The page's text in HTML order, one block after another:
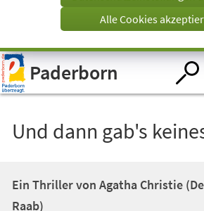
Visuelle
Assistenzsoftware
öffnen.
Alle Cookies
Paderborn
Und dann gab's
Ein Thriller von Agatha Christie
Raab)